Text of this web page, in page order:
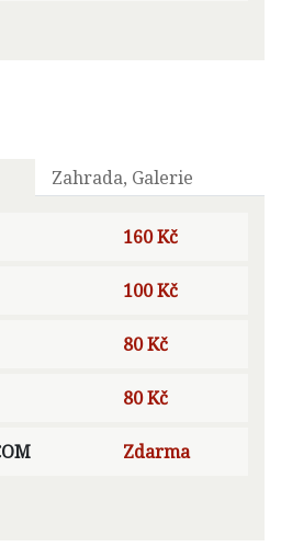
Zahrada, Galerie
160 Kč
100 Kč
80 Kč
80 Kč
Zdarma